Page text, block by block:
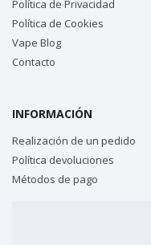
Política de Privacidad
Política de Cookies
Vape Blog
Contacto
INFORMACIÓN
Realización de un pedido
Política devoluciones
Métodos de pago